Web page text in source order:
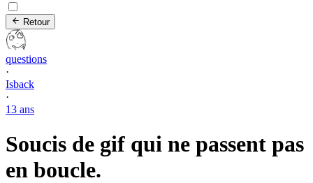
Retour
questions
·
Isback
·
13 ans
Soucis de gif qui ne passent pas
en boucle.